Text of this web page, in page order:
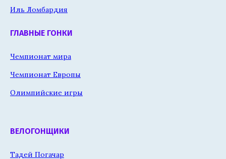
Иль Ломбардия
ГЛАВНЫЕ ГОНКИ
Чемпионат мира
Чемпионат Европы
Олимпийские игры
ВЕЛОГОНЩИКИ
Тадей Погачар